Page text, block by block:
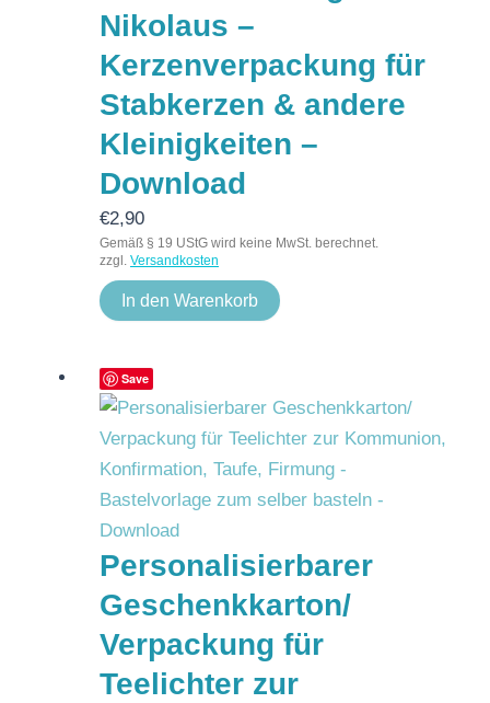
Nikolaus –
Kerzenverpackung für
Stabkerzen & andere
Kleinigkeiten –
Download
€2,90
Gemäß § 19 UStG wird keine MwSt. berechnet.
zzgl. Versandkosten
In den Warenkorb
Save
Personalisierbarer
Geschenkkarton/
Verpackung für
Teelichter zur